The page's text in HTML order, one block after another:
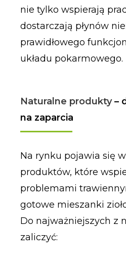
nie tylko wspierają
dostarczają płynów
prawidłowego
układu pokarmowego.
Naturalne produkty–
na zaparcia
Na rynku pojawia się
produktów, które
problemami
gotowe mieszanki
Do najważniejszych z
zaliczyć: